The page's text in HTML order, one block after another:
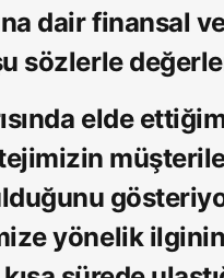
dair finansal
sözlerle
elde
yönelik